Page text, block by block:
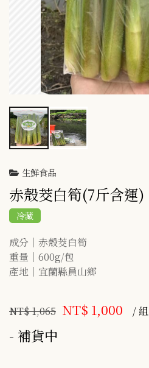
生鮮食品
赤殼茭白筍(7斤含運)
冷藏
成分│赤殼茭白筍
重量│600g/包
產地│宜蘭縣員山鄉
NT$ 1,065 NT$ 1,000 / 組
補貨中